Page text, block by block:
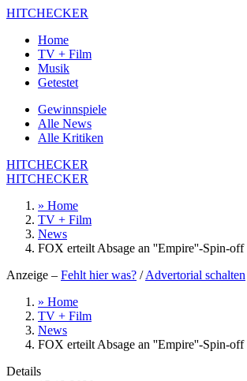
HITCHECKER
Home
TV + Film
Musik
Getestet
Gewinnspiele
Alle News
Alle Kritiken
HITCHECKER
HITCHECKER
» Home
TV + Film
News
FOX erteilt Absage an ''Empire''-Spin-off
Anzeige – Fehlt hier was? /Advertorial schalten
» Home
TV + Film
News
FOX erteilt Absage an ''Empire''-Spin-off
Details